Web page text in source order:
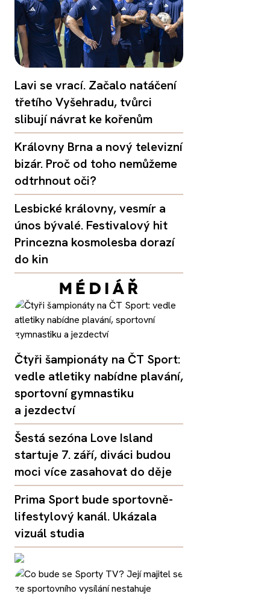
Lavi se vrací. Začalo natáčení
třetího Vyšehradu, tvůrci
slibují návrat ke kořenům
Královny Brna a nový televizní
bizár. Proč od toho nemůžeme
odtrhnout oči?
Lesbické královny, vesmír a
únos bývalé. Festivalový hit
Princezna kosmolesba dorazí
do kin
Čtyři šampionáty na ČT Sport:
vedle atletiky nabídne plavání,
sportovní gymnastiku
a jezdectví
Šestá sezóna Love Island
startuje 7. září, diváci budou
moci více zasahovat do děje
Prima Sport bude sportovně-
lifestylový kanál. Ukázala
vizuál studia